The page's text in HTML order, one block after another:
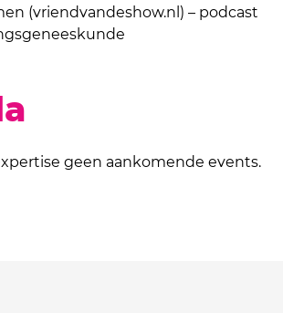
(vriendvandeshow.nl) – podcast
geen aankomende events.